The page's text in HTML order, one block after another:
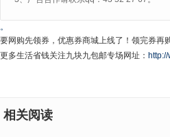
。
要网购先领券，优惠券商城上线了！领完券再
更多生活省钱关注九块九包邮专场网址：
相关阅读